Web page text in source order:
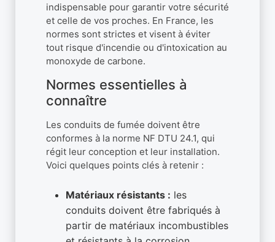
indispensable pour garantir votre sécurité
et celle de vos proches. En France, les
normes sont strictes et visent à éviter
tout risque d'incendie ou d'intoxication au
monoxyde de carbone.
Normes essentielles à
connaître
Les conduits de fumée doivent être
conformes à la norme NF DTU 24.1, qui
régit leur conception et leur installation.
Voici quelques points clés à retenir :
Matériaux résistants : les
conduits doivent être fabriqués à
partir de matériaux incombustibles